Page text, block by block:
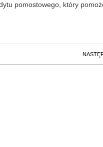
pomostowego, który